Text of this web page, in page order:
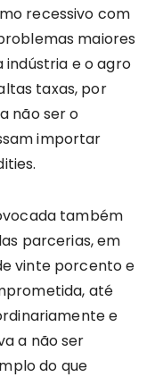
recessivo com
maiores
indústria e o agro
taxas, por
não ser o
importar
também
parcerias, em
vinte porcento e
até
e
a não ser
do que